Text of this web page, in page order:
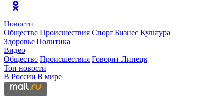
Новости
Общество Происшествия Спорт Бизнес Культура
Здоровье Политика
Видео
Общество Происшествия Говорит Липецк
Топ новости
В России В мире